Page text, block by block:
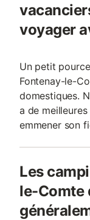
voyager
Un petit
Fontenay-le-
domestiques.
a de
emmener son
Les
le-Comte